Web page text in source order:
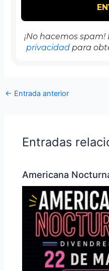
¡No hacemos spam!
privacidad para
← Entrada anterior
Entradas
Americana